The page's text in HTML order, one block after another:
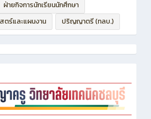
ฝ่ายกิจการนักเรียนนักศึกษา
ตร์และแผนงาน
ปริญญาตรี (ทลบ.)